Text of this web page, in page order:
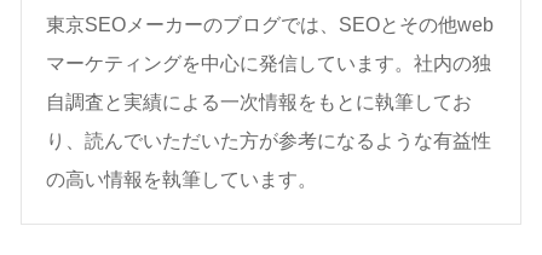
東京SEOメーカーのブログでは、SEOとその他web
マーケティングを中心に発信しています。社内の独
自調査と実績による一次情報をもとに執筆してお
り、読んでいただいた方が参考になるような有益性
の高い情報を執筆しています。